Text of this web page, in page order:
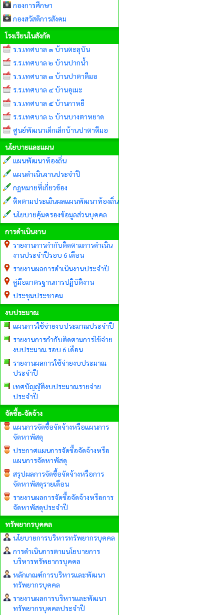
กองการศึกษา
กองสวัสดิการสังคม
โรงเรียนในสังกัด
ร.ร.เทศบาล ๑ บ้านตะลุบัน
ร.ร.เทศบาล ๒ บ้านปากน้ำ
ร.ร.เทศบาล ๓ บ้านปาตาตีมอ
ร.ร.เทศบาล ๔ บ้านอุเมะ
ร.ร.เทศบาล ๕ บ้านกาหยี
ร.ร.เทศบาล ๖ บ้านบางตาหยาด
ศูนย์พัฒนาเด็กเล็กบ้านปาตาตีมอ
นโยบายและแผน
แผนพัฒนาท้องถิ่น
แผนดำเนินงานประจำปี
กฏหมายที่เกี่ยวข้อง
ติดตามประเมินผลแผนพัฒนาท้องถิ่น
นโยบายคุ้มครองข้อมูลส่วนบุคคล
การดำเนินงาน
รายงานการกำกับติดตามการดำเนิน
งานประจำปีรอบ 6 เดือน
รายงานผลการดำเนินงานประจำปี
คู่มือมาตรฐานการปฏิบัติงาน
ประชุมประชาคม
งบประมาณ
แผนการใช้จ่ายงบประมาณประจำปี
รายงานการกำกับติดตามการใช้จ่าย
งบประมาณ รอบ 6 เดือน
รายงานผลการใช้จ่ายงบประมาณ
ประจำปี
เทศบัญญัติงบประมาณรายจ่าย
ประจำปี
จัดซื้อ-จัดจ้าง
แผนการจัดซื้อจัดจ้างหรือแผนการ
จัดหาพัสดุ
ประกาศแผนการจัดซื้อจัดจ้างหรือ
แผนการจัดหาพัสดุ
สรุปผลการจัดซื้อจัดจ้างหรือการ
จัดหาพัสดุรายเดือน
รายงานผลการจัดซื้อจัดจ้างหรือการ
จัดหาพัสดุประจำปี
ทรัพยากรบุคคล
นโยบายการบริหารทรัพยากรบุคคล
การดำเนินการตามนโยบายการ
บริหารทรัพยากรบุคคล
หลักเกณฑ์การบริหารและพัฒนา
ทรัพยากรบุคคล
รายงานผลการบริหารและพัฒนา
ทรัพยากรบุคคลประจำปี